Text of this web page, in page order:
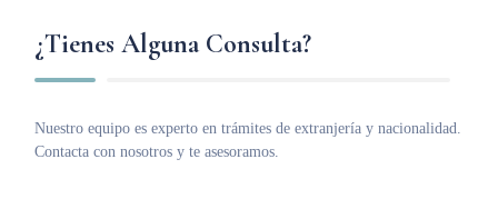
¿Tienes Alguna Consulta?
Nuestro equipo es experto en trámites de extranjería y nacionalidad.
Contacta con nosotros y te asesoramos.